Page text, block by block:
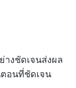
งชัดเจนส่งผล
อนที่ชัดเจน